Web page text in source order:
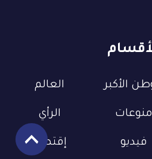
الأكبر العالم
منوعات الرأي
فيديو إقتصاد